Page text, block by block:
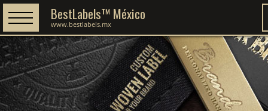
BestLabels™ México
www.bestlabels.mx